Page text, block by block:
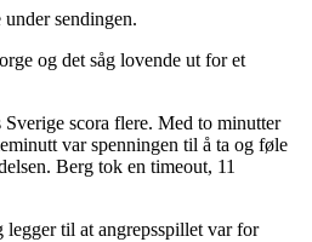
sendingen.
og det såg lovende ut for et
scora flere. Med to minutter
var spenningen til å ta og føle
Berg tok en timeout, 11
til at angrepsspillet var for